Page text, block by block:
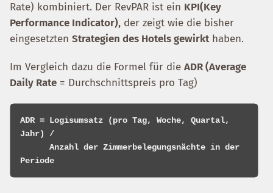
Rate) kombiniert. Der RevPAR ist ein KPI(Key
Performance Indicator), der zeigt wie die bisher
eingesetzten Strategien des Hotels gewirkthaben.
Im Vergleich dazu die Formel für die ADR (Average
Daily Rate = Durchschnittspreis pro Tag)
ADR = Logisumsatz (pro Tag, Woche, Quartal,
Jahr) /